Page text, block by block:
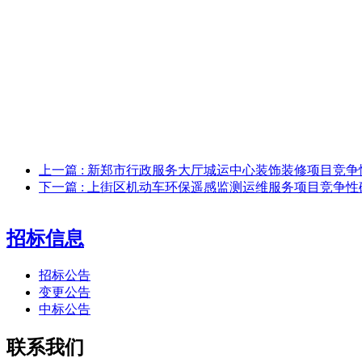
上一篇 : 新郑市行政服务大厅城运中心装饰装修项目竞
下一篇 : 上街区机动车环保遥感监测运维服务项目竞争
招标信息
招标公告
变更公告
中标公告
联系我们